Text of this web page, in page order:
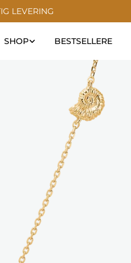
LEVERING
SHOP BESTSELLERE